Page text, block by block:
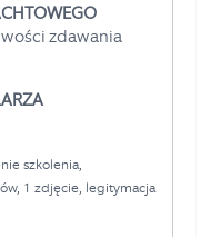
zdawania
szkolenia,
1 zdjęcie, legitymacja